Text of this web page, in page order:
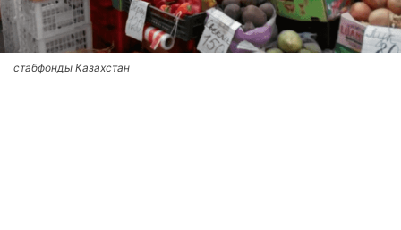
стабфонды Казахстан